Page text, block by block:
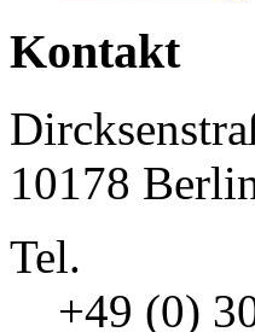
Kontakt
10178
Tel.
+49 (0)